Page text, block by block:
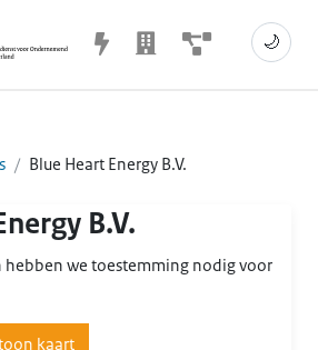
🌙
Blue Heart Energy B.V.
B.V.
hebben we toestemming nodig voor
kaart